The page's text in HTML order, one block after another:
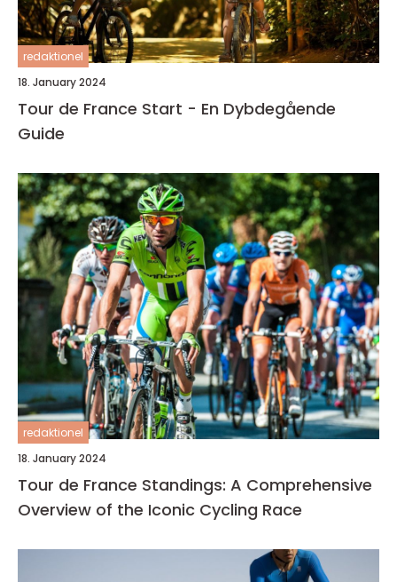
redaktionel
18. January 2024
Tour de France Start - En Dybdegående
Guide
redaktionel
18. January 2024
Tour de France Standings: A Comprehensive
Overview of the Iconic Cycling Race